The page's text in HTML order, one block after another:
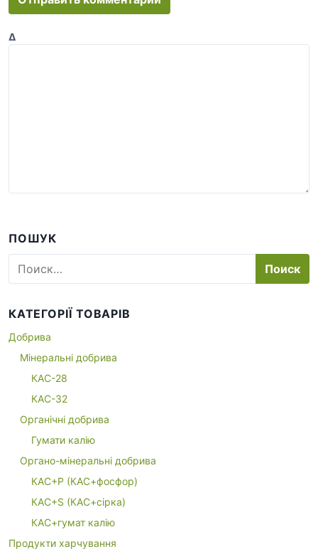
Δ
ПОШУК
и
:
КАТЕГОРІЇ ТОВАРІВ
Добрива
Мінеральні добрива
КАС-28
КАС-32
Органічні добрива
Гумати калію
Органо-мінеральні добрива
КАС+P (КАС+фосфор)
КАС+S (КАС+сірка)
КАС+гумат калію
Продукти харчування